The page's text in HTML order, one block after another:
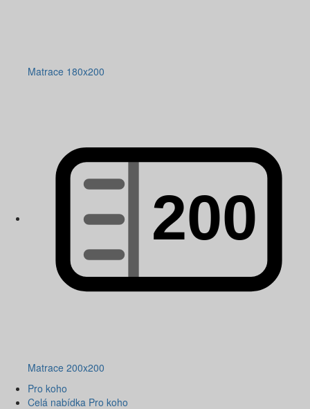
Matrace 180x200
Matrace 200x200
Pro koho
Celá nabídka Pro koho